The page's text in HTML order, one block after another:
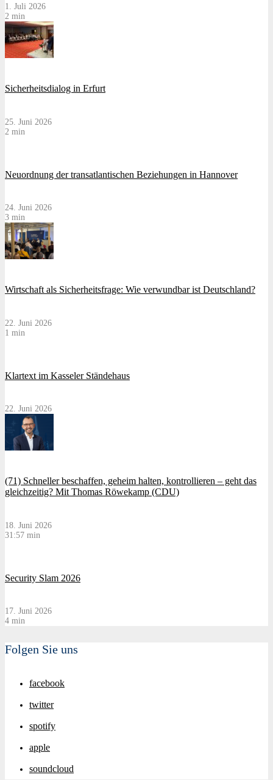
1. Juli 2026
2 min
Sicherheitsdialog in Erfurt
25. Juni 2026
2 min
Neuordnung der transatlantischen Beziehungen in Hannover
24. Juni 2026
3 min
Wirtschaft als Sicherheitsfrage: Wie verwundbar ist Deutschland?
22. Juni 2026
1 min
Klartext im Kasseler Ständehaus
22. Juni 2026
(71) Schneller beschaffen, geheim halten, kontrollieren – geht das
gleichzeitig? Mit Thomas Röwekamp (CDU)
18. Juni 2026
31:57 min
Security Slam 2026
17. Juni 2026
4 min
Folgen Sie uns
facebook
twitter
spotify
apple
soundcloud